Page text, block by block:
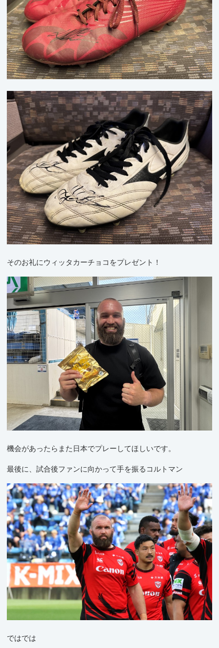
そのお礼にウィッタカーチョコをプレゼント！
機会があったらまた日本でプレーしてほしいです。
最後に、試合後ファンに向かって手を振るコルトマン
ではでは